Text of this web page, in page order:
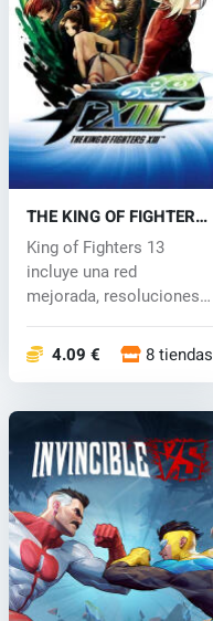
THE KING OF FIGHTERS
XIII (PC) CD key
King of Fighters 13
incluye una red
mejorada, resoluciones
4.09 € 8 tiendas